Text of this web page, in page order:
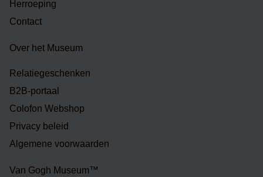
Herroeping
Contact
Over het Museum
Relatiegeschenken
B2B-portaal
Colofon Webshop
Privacy beleid
Algemene voorwaarden
Van Gogh Museum™